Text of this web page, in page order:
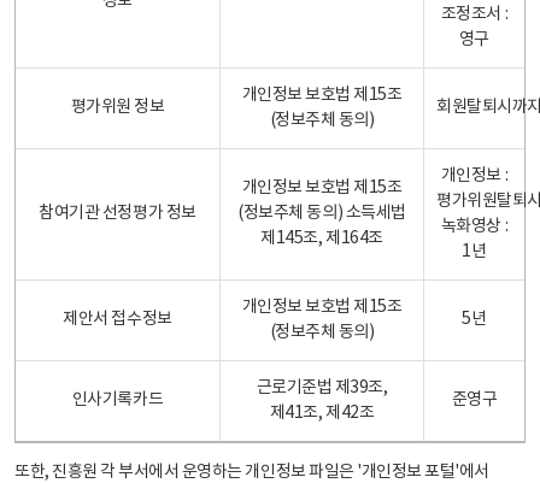
조정조서 :
영구
평가위원 정보
개인정보 보호법 제15조
(정보주체 동의)
회원탈퇴시까
참여기관 선정평가 정보
개인정보 보호법 제15조
(정보주체 동의) 소득세법
제145조, 제164조
개인정보 :
평가위원탈퇴
녹화영상 :
1년
제안서 접수정보
개인정보 보호법 제15조
(정보주체 동의)
5년
인사기록카드
근로기준법 제39조,
제41조, 제42조
준영구
또한, 진흥원 각 부서에서 운영하는 개인정보 파일은 '개인정보 포털'에서